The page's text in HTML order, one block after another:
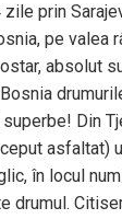
zile prin
pe valea
absolut
Din
asfaltat)
în locul
drumul.